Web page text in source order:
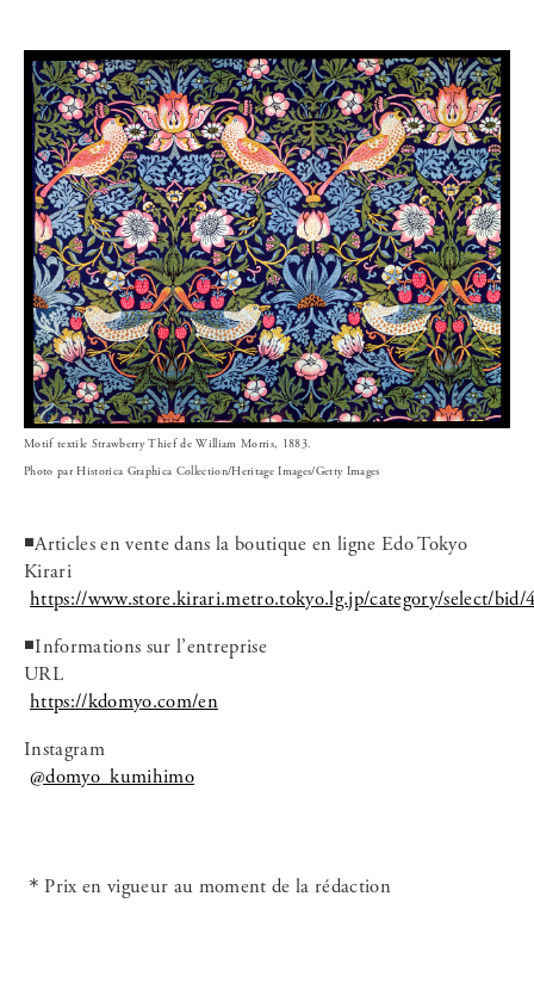
Motif textile Strawberry Thief de William Morris, 1883.
Photo par Historica Graphica Collection/Heritage Images/Getty Images
◾️Articles en vente dans la boutique en ligne Edo Tokyo
Kirari
https://www.store.kirari.metro.tokyo.lg.jp/category/select/bid/
◾️Informations sur l’entreprise
URL
https://kdomyo.com/en
Instagram
@domyo_kumihimo
＊Prix en vigueur au moment de la rédaction